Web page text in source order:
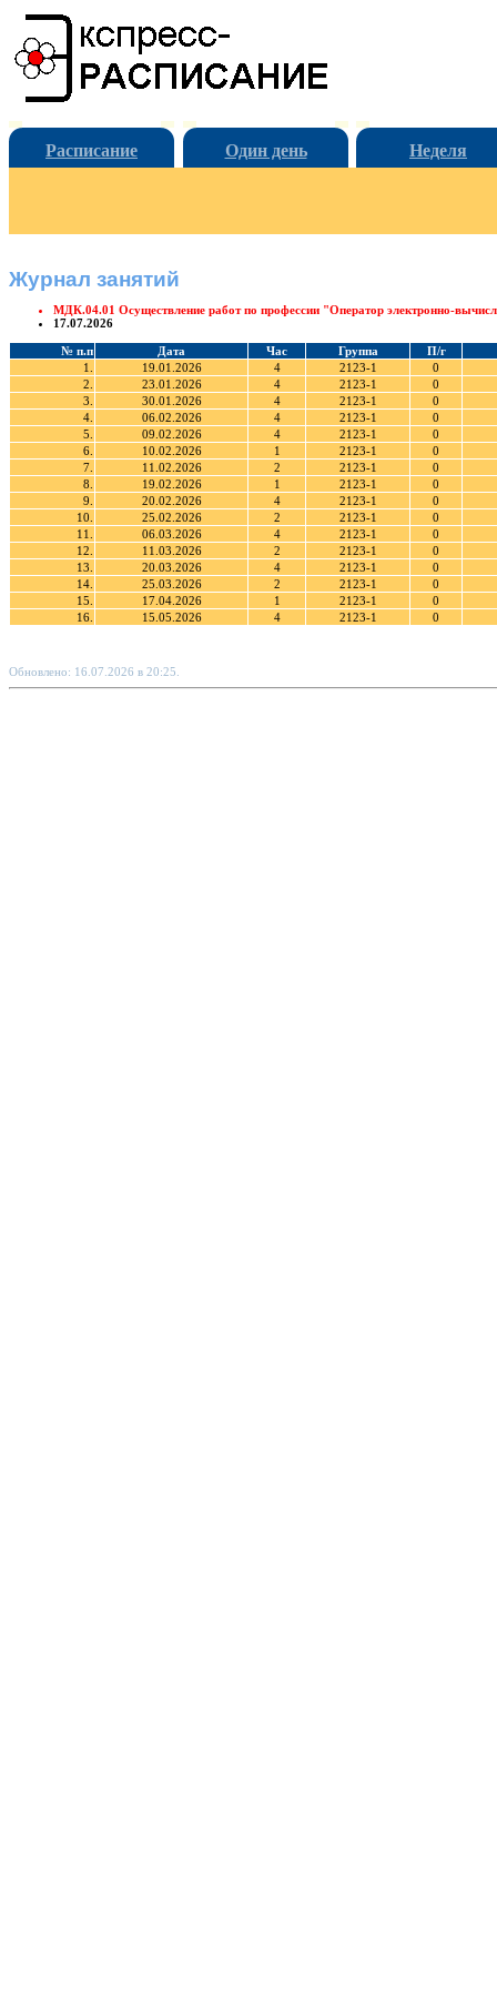
Расписание Один день Неделя
Журнал занятий
МДК.04.01 Осуществление работ по профессии "Оператор электронно-
17.07.2026
№ п.п Дата Час Группа
П/г
1.
19.01.2026 4 2123-1
0
2.
23.01.2026 4 2123-1
0
3.
30.01.2026 4 2123-1
0
4.
06.02.2026 4 2123-1
0
5.
09.02.2026 4 2123-1
0
6.
10.02.2026 1 2123-1
0
7.
11.02.2026 2 2123-1
0
8.
19.02.2026 1 2123-1
0
9.
20.02.2026 4 2123-1
0
10.
25.02.2026 2 2123-1
0
11.
06.03.2026 4 2123-1
0
12.
11.03.2026 2 2123-1
0
13.
20.03.2026 4 2123-1
0
14.
25.03.2026 2 2123-1
0
15.
17.04.2026 1 2123-1
0
16.
15.05.2026 4 2123-1 0
Обновлено: 16.07.2026 в 20:25.